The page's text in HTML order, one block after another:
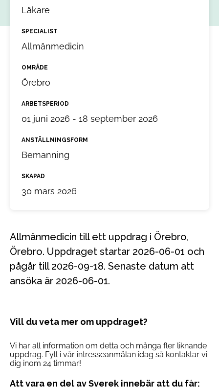
Läkare
SPECIALIST
Allmänmedicin
OMRÅDE
Örebro
ARBETSPERIOD
01 juni 2026 - 18 september 2026
ANSTÄLLNINGSFORM
Bemanning
SKAPAD
30 mars 2026
Allmänmedicin till ett uppdrag i Örebro,
Örebro. Uppdraget startar 2026-06-01 och
pågår till 2026-09-18. Senaste datum att
ansöka är 2026-06-01.
Vill du veta mer om uppdraget?
Vi har all information om detta och många fler liknande
uppdrag. Fyll i vår intresseanmälan idag så kontaktar vi
dig inom 24 timmar!
Att vara en del av Sverek innebär att du får: